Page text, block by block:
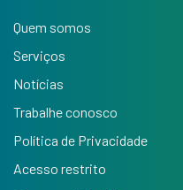
Quem somos
Serviços
Notícias
Trabalhe conosco
Política de Privacidade
Acesso restrito